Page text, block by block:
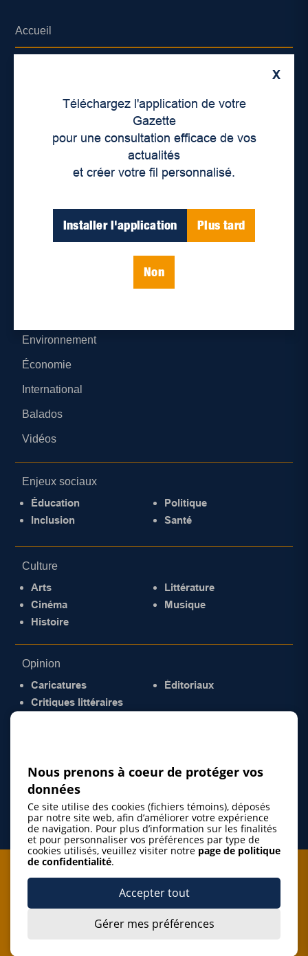
X
Téléchargez l'application de votre
Gazette
pour une consultation efficace de vos
actualités
et créer votre fil personnalisé.
Installer l'application Plus tard
Non
Accueil
Déontologie et confidentialité
Parutions numériques
Environnement
Économie
International
Balados
Vidéos
Enjeux sociaux
Éducation
Inclusion
Politique
Santé
Culture
Arts
Cinéma
Histoire
Littérature
Musique
Opinion
Caricatures
Critiques littéraires
Éditoriaux
Je m'abonne à l'infolettre
J’accepte de m’abonner à l’infolettre de La Gazette de la
Nous prenons à coeur de protéger vos
données
Ce site utilise des cookies (fichiers témoins), déposés
par notre site web, afin d’améliorer votre expérience
de navigation. Pour plus d’information sur les finalités
et pour personnaliser vos préférences par type de
cookies utilisés, veuillez visiter notre page de politique
de confidentialité.
Accepter tout
Gérer mes préférences